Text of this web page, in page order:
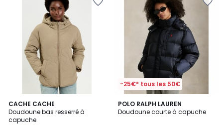
CACHE CACHE
Doudoune bas resserré à
capuche
-25€* tous les 50€
POLO RALPH LAUREN
Doudoune courte à capuche
4,5
/ 5